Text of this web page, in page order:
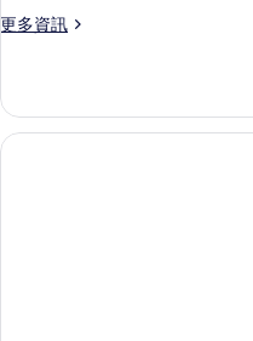
的
有
相
更多資訊
更
房
的
詳